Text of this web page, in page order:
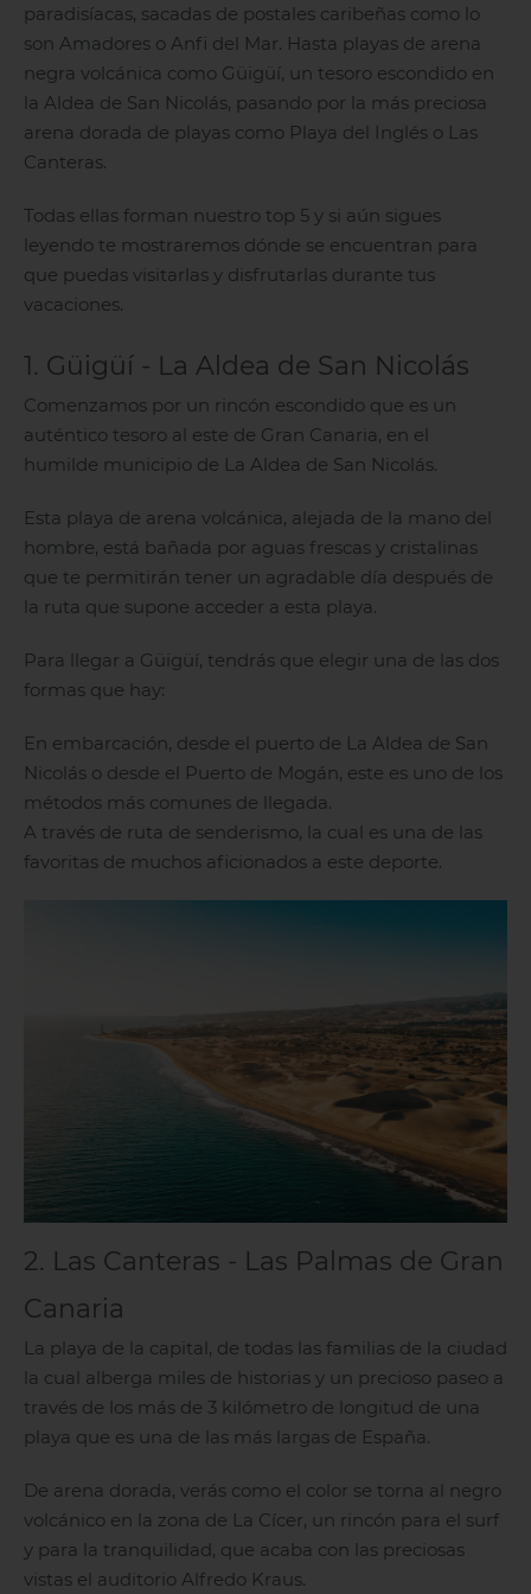
El Hierro La Gomera
paradisíacas, sacadas de postales caribeñas como lo
son Amadores o Anfi del Mar. Hasta playas de arena
negra volcánica como Güigüí, un tesoro escondido en
la Aldea de San Nicolás, pasando por la más preciosa
arena dorada de playas como Playa del Inglés o Las
Canteras.
Todas ellas forman nuestro top 5 y si aún sigues
leyendo te mostraremos dónde se encuentran para
que puedas visitarlas y disfrutarlas durante tus
vacaciones.
1. Güigüí - La Aldea de San Nicolás
Comenzamos por un rincón escondido que es un
auténtico tesoro al este de Gran Canaria, en el
humilde municipio de La Aldea de San Nicolás.
Esta playa de arena volcánica, alejada de la mano del
hombre, está bañada por aguas frescas y cristalinas
que te permitirán tener un agradable día después de
la ruta que supone acceder a esta playa.
Para llegar a Güigüí, tendrás que elegir una de las dos
formas que hay:
En embarcación, desde el puerto de La Aldea de San
Nicolás o desde el Puerto de Mogán, este es uno de los
métodos más comunes de llegada.
A través de ruta de senderismo, la cual es una de las
favoritas de muchos aficionados a este deporte.
2. Las Canteras - Las Palmas de Gran
Canaria
La playa de la capital, de todas las familias de la ciudad
la cual alberga miles de historias y un precioso paseo a
través de los más de 3 kilómetro de longitud de una
playa que es una de las más largas de España.
De arena dorada, verás como el color se torna al negro
volcánico en la zona de La Cícer, un rincón para el surf
y para la tranquilidad, que acaba con las preciosas
vistas el auditorio Alfredo Kraus.